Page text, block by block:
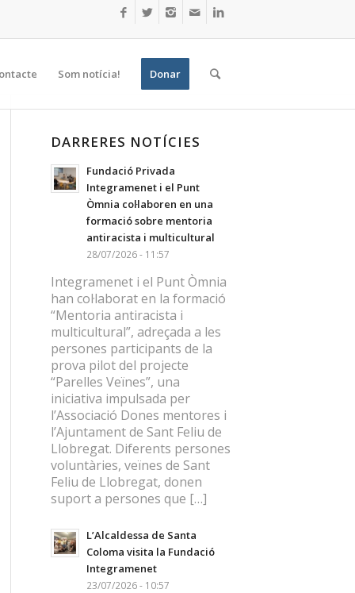
Som notícia! Donar
DARRERES NOTÍCIES
Fundació Privada
Integramenet i el Punt
Òmnia col·laboren en una
formació sobre mentoria
antiracista i multicultural
28/07/2026 - 11:57
Integramenet i el Punt Òmnia
han col·laborat en la formació
“Mentoria antiracista i
multicultural”, adreçada a les
persones participants de la
prova pilot del projecte
“Parelles Veïnes”, una
iniciativa impulsada per
l’Associació Dones mentores i
l’Ajuntament de Sant Feliu de
Llobregat. Diferents persones
voluntàries, veïnes de Sant
Feliu de Llobregat, donen
suport a persones que […]
L’Alcaldessa de Santa
Coloma visita la Fundació
Integramenet
23/07/2026 - 10:57